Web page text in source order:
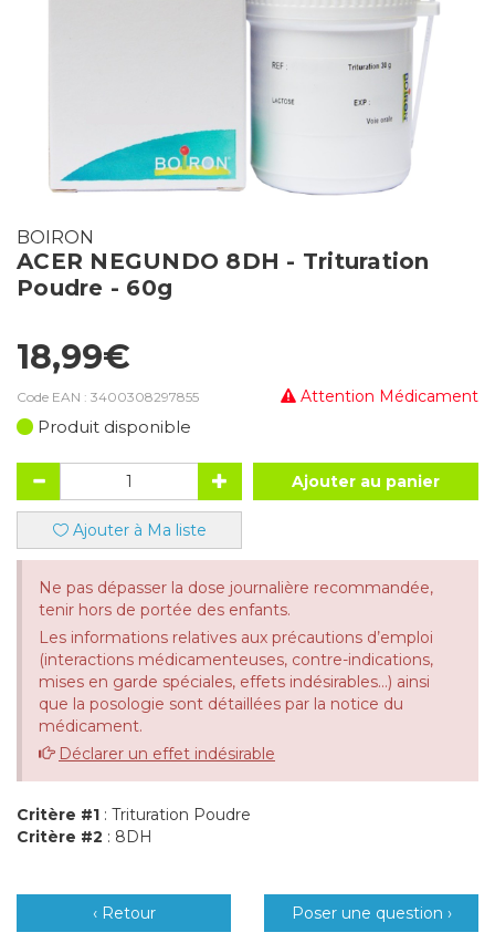
BOIRON
ACER NEGUNDO 8DH - Trituration
Poudre - 60g
18,99€
Attention Médicament
Code EAN : 3400308297855
Produit disponible
Ajouter au panier
Ajouter à Ma liste
Ne pas dépasser la dose journalière recommandée,
tenir hors de portée des enfants.
Les informations relatives aux précautions d’emploi
(interactions médicamenteuses, contre-indications,
mises en garde spéciales, effets indésirables...) ainsi
que la posologie sont détaillées par la notice du
médicament.
Déclarer un effet indésirable
Critère #1 : Trituration Poudre
Critère #2 : 8DH
‹ Retour Poser une question ›